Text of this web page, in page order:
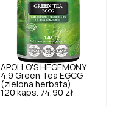
APOLLO'S HEGEMONY
4.9 Green Tea EGCG
(zielona herbata)
120 kaps. 74,90 zł